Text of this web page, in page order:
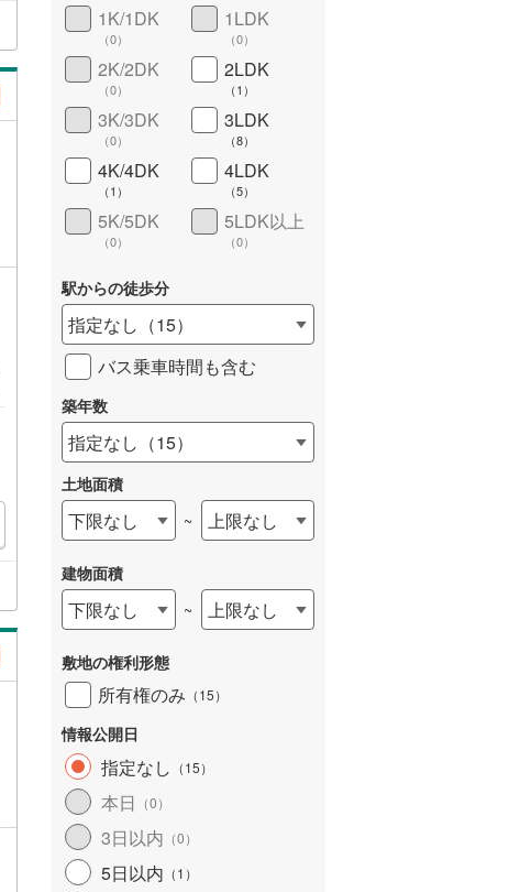
1K/1DK
（0）
1LDK
（0）
2K/2DK
（0）
2LDK
（1 ）
3K/3DK
（0）
3LDK
（8）
4K/4DK
（1 ）
4LDK
（5）
5K/5DK
（0）
5LDK以上
（0）
駅からの徒歩分
指定なし （15）
バス乗車時間も含む
築年数
指定なし （15）
土地面積
下限なし ~ 上限なし
建物面積
下限なし ~ 上限なし
敷地の権利形態
所有権のみ （15）
情報公開日
指定なし （15）
本日 （0）
3日以内 （0）
5日以内 （1 ）
吉備線(10 )
芸備線(47)
可部線
(3
山陰本線(
境線(2)
和歌山線(68)
東西線(43)
高徳線 ( 12
牟岐線( 5
山陽本線（JR九州） 4
指宿枕崎線(64)
筑肥線(19)
久大本線(23)
筑豊本線(22
北海道新幹線(0
山形新幹線(137 )
東海道新幹線(250 )
詳しく見る